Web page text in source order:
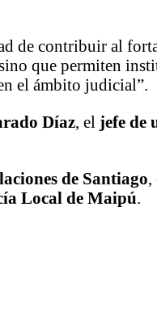
de contribuir al
que permiten
el ámbito judicial”.
Díaz, el jefe de
de Santiago,
Local de Maipú.